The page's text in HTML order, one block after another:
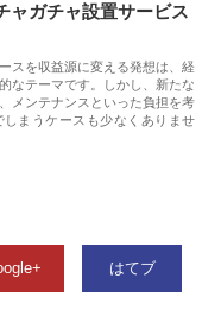
ャガチャ設置サービス
スを収益源に変える発想は、経
なテーマです。しかし、新たな
メンテナンスといった負担を考
しまうケースも少なくありませ
はてブ